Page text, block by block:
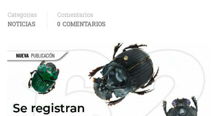
Categorías
NOTICIAS
Comentarios
0 COMENTARIOS